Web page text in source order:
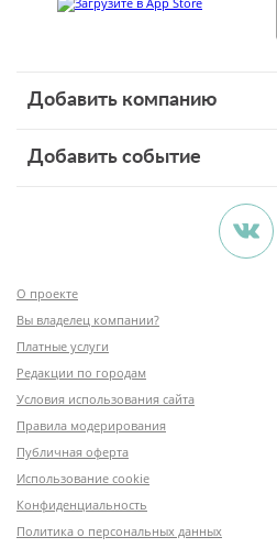
Добавить компанию
Добавить событие
О проекте
Вы владелец компании?
Платные услуги
Редакции по городам
Условия использования сайта
Правила модерирования
Публичная оферта
Использование cookie
Конфиденциальность
Политика о персональных данных